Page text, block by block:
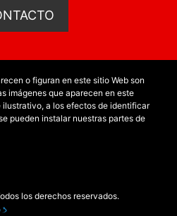
o figuran en este sitio Web son
imágenes que aparecen en este
ilustrativo, a los efectos de identificar
pueden instalar nuestras partes de
los derechos reservados.